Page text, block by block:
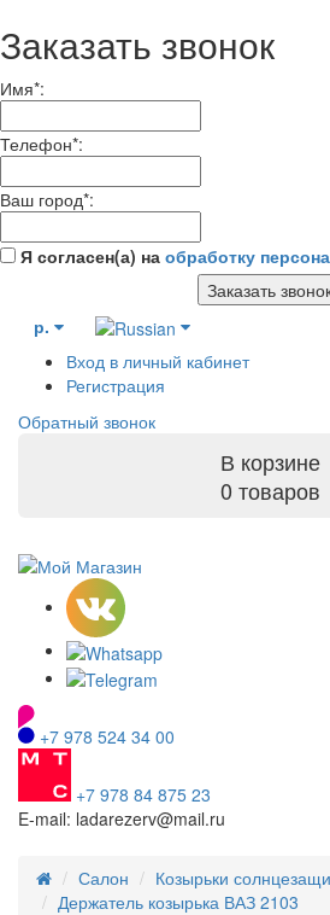
Заказать звонок
Имя*:
Телефон*:
Ваш город*:
Я согласен(а) на обработку
Заказать
р.
Вход в личный кабинет
Регистрация
Обратный звонок
В корзине
0 товаров
+7 978 524 34 00
+7 978 84 875 23
E-mail: ladarezerv@mail.ru
Салон
Козырьки
Держатель козырька ВАЗ 2103